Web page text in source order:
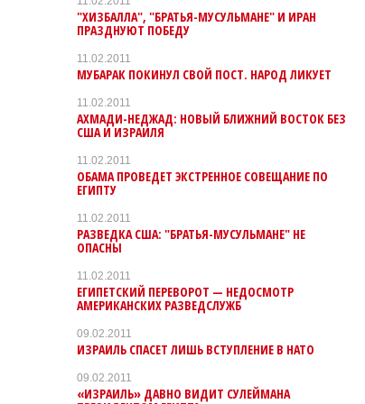
"ХИЗБАЛЛА", "БРАТЬЯ-МУСУЛЬМАНЕ" И ИРАН
ПРАЗДНУЮТ ПОБЕДУ
11.02.2011
МУБАРАК ПОКИНУЛ СВОЙ ПОСТ. НАРОД ЛИКУЕТ
11.02.2011
АХМАДИ-НЕДЖАД: НОВЫЙ БЛИЖНИЙ ВОСТОК БЕЗ
США И ИЗРАИЛЯ
11.02.2011
ОБАМА ПРОВЕДЕТ ЭКСТРЕННОЕ СОВЕЩАНИЕ ПО
ЕГИПТУ
11.02.2011
РАЗВЕДКА США: "БРАТЬЯ-МУСУЛЬМАНЕ" НЕ
ОПАСНЫ
11.02.2011
ЕГИПЕТСКИЙ ПЕРЕВОРОТ — НЕДОСМОТР
АМЕРИКАНСКИХ РАЗВЕДСЛУЖБ
09.02.2011
ИЗРАИЛЬ СПАСЕТ ЛИШЬ ВСТУПЛЕНИЕ В НАТО
09.02.2011
«ИЗРАИЛЬ» ДАВНО ВИДИТ СУЛЕЙМАНА